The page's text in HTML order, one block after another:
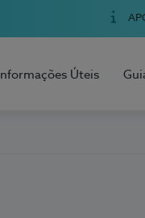
Informações Úteis